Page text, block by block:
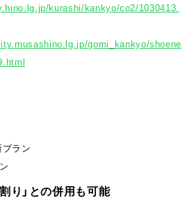
kurashi/kankyo/co2/1030413.
gomi_kankyo/shoene
プラン
り」との併用も可能